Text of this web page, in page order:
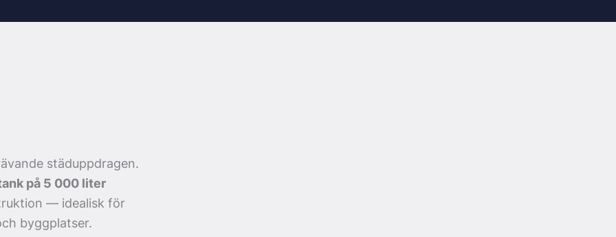
städuppdragen.
på 5 000 liter
— idealisk för
byggplatser.